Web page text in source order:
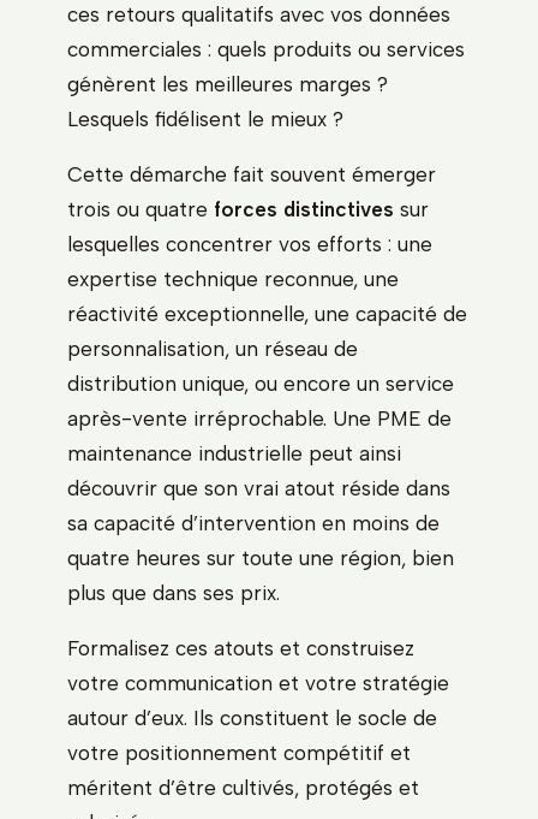
ces retours qualitatifs avec vos données
commerciales : quels produits ou services
génèrent les meilleures marges ?
Lesquels fidélisent le mieux ?
Cette démarche fait souvent émerger
trois ou quatre forces distinctives sur
lesquelles concentrer vos efforts : une
expertise technique reconnue, une
réactivité exceptionnelle, une capacité de
personnalisation, un réseau de
distribution unique, ou encore un service
après-vente irréprochable. Une PME de
maintenance industrielle peut ainsi
découvrir que son vrai atout réside dans
sa capacité d’intervention en moins de
quatre heures sur toute une région, bien
plus que dans ses prix.
Formalisez ces atouts et construisez
votre communication et votre stratégie
autour d’eux. Ils constituent le socle de
votre positionnement compétitif et
méritent d’être cultivés, protégés et